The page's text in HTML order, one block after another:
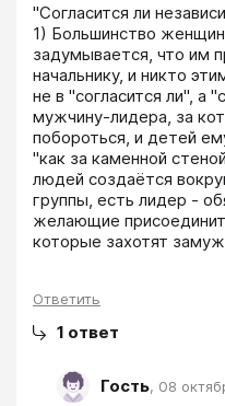
"Согласится ли
1) Большинство
задумывается, что им
начальнику, и никто
не в "согласится ли", а
мужчину-лидера, за
побороться, и детей
"как за каменной
людей создаётся
группы, есть лидер -
желающие
которые захотят
Ответить
1 ответ
Гость, 08